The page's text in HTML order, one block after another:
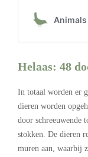
Helaas: 48
In totaal worden er
dieren worden
door schreeuwende
stokken. De dieren
muren aan, waarbij